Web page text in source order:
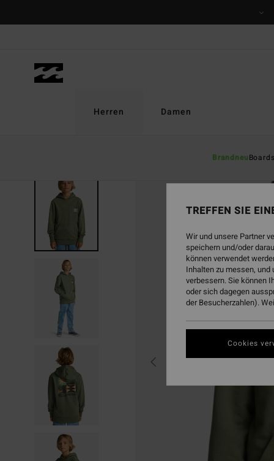
Herren
Brandneu
Damen
TREFFEN SIE
Wir und unsere Partner
speichern und/oder
können verwendet
Inhalten zu messen, und
verbessern. Sie können
oder sich dagegen
der Besucherzahlen).
Cookies